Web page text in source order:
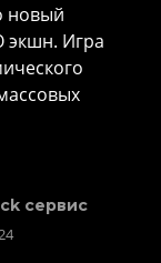
новый
экшн. Игра
сервис